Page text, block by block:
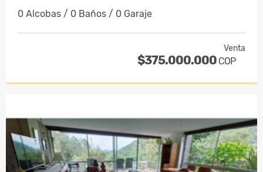
0 Alcobas / 0 Baños / 0 Garaje
Venta
$375.000.000 COP